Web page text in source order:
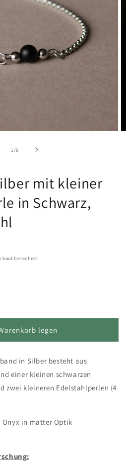
1/von
6
mit kleiner
in Schwarz,
berechnet
legen
in Silber besteht aus
einer kleinen schwarzen
zwei kleineren Edelstahlperlen (4
in matter Optik